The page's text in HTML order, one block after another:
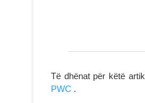
Të dhënat për këtë
PWC .